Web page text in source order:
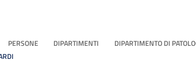
PERSONE DIPARTIMENTI DIPARTIMENTO DI